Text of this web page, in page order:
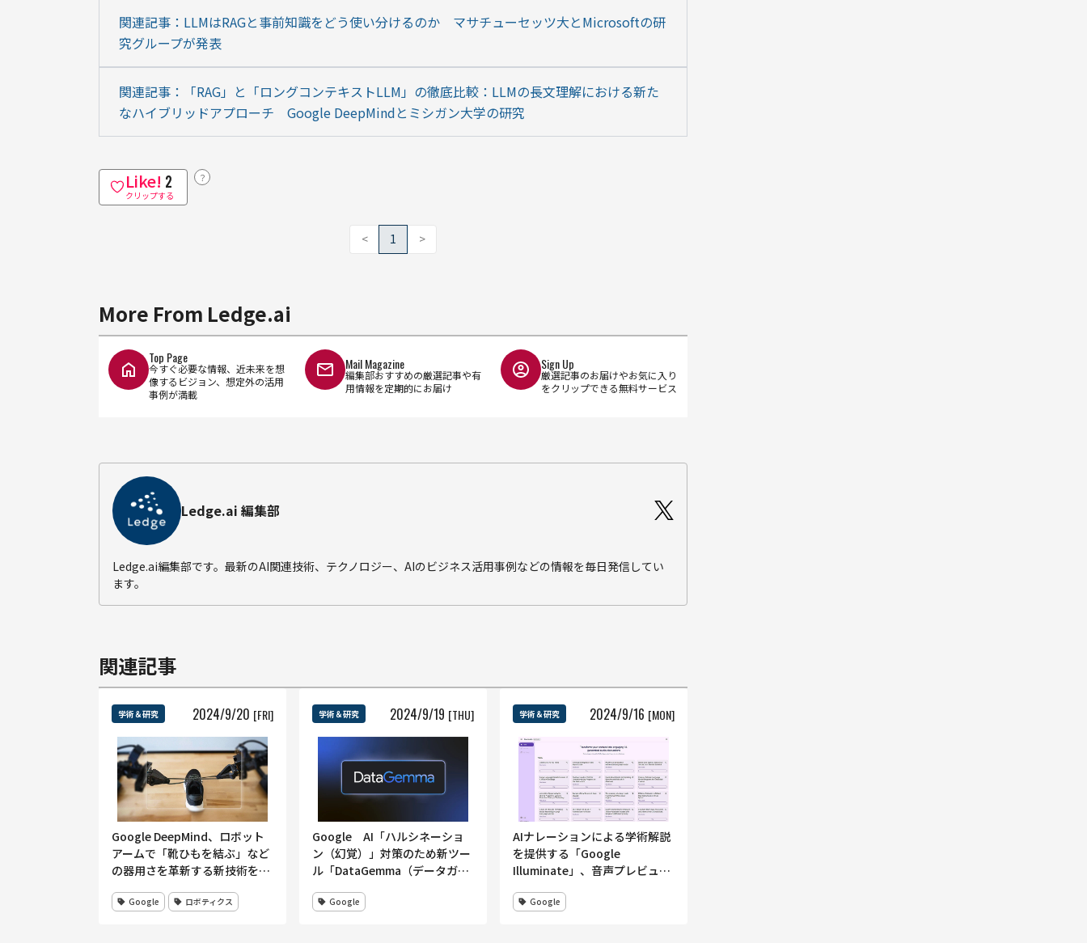
関連記事：LLMはRAGと事前知識をどう使い分けるのか　マサチューセッツ大とMicrosoftの研
究グループが発表
関連記事：「RAG」と「ロングコンテキストLLM」の徹底比較：LLMの長文理解における新た
なハイブリッドアプローチ　Google DeepMindとミシガン大学の研究
Like! 2
クリップする
？
< 1 >
More From Ledge.ai
Top Page
今すぐ必要な情報、近未来を想
像するビジョン、想定外の活用
事例が満載
Mail Magazine
編集部おすすめの厳選記事や有
用情報を定期的にお届け
Sign Up
厳選記事のお届けやお気に入り
をクリップできる無料サービス
Ledge.ai 編集部
Ledge.ai編集部です。最新のAI関連技術、テクノロジー、AIのビジネス活用事例などの情報を毎日発信してい
ます。
関連記事
学術＆研究 2024/9/20 [FRI]
Google DeepMind、ロボット
アームで「靴ひもを結ぶ」など
の器用さを革新する新技術を発
Google ロボティクス
学術＆研究 2024/9/19 [THU]
Google AI「ハルシネーショ
ン（幻覚）」対策のため新ツー
ル「DataGemma（データガン
Google
学術＆研究 2024/9/16 [MON]
AIナレーションによる学術解説
を提供する「Google
Illuminate」、音声プレビュー
Google